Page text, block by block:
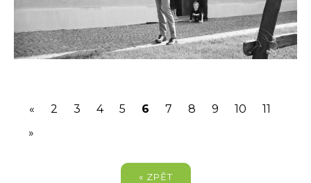
« 2 3 4 5 6 (current)
7 8 9 10
11
»
« ZPĚT